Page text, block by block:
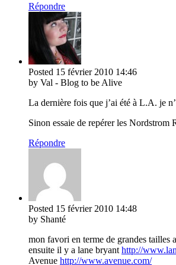
Répondre
Posted 15 février 2010 14:46
by Val - Blog to be Alive
La dernière fois que j’ai été à L.A. je
Sinon essaie de repérer les Nordstrom
Répondre
Posted 15 février 2010 14:48
by Shanté
mon favori en terme de grandes
ensuite il y a lane bryant http://
Avenue http://www.avenue.com/